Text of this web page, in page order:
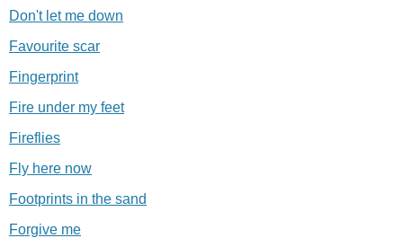
Don't let me down
Favourite scar
Fingerprint
Fire under my feet
Fireflies
Fly here now
Footprints in the sand
Forgive me